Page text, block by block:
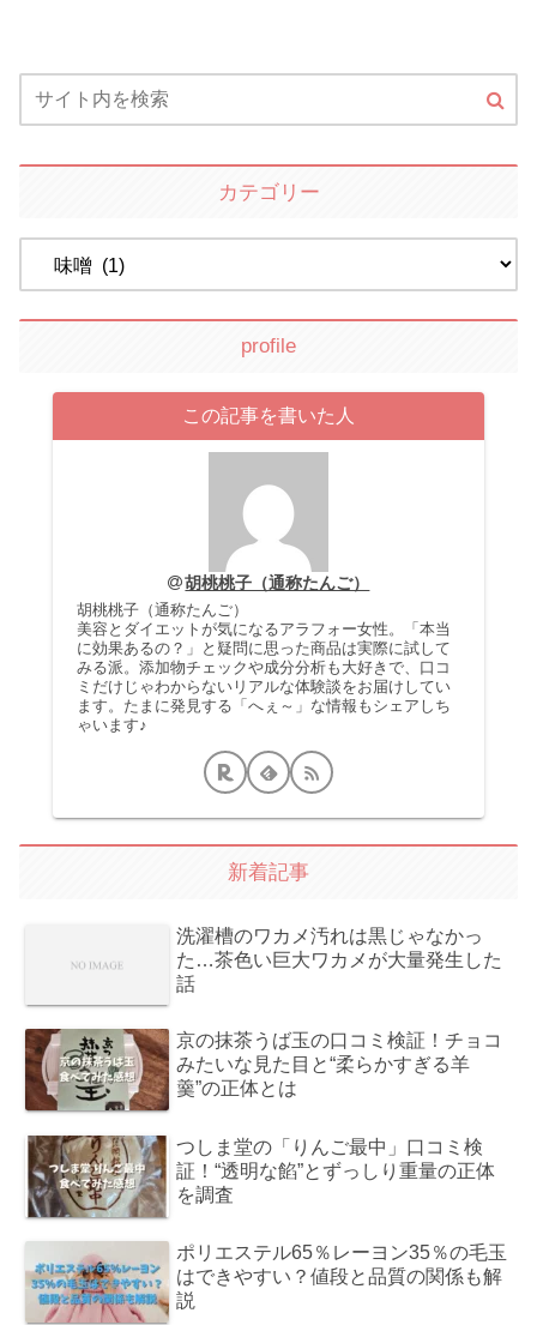
カテゴリー
profile
この記事を書いた人
胡桃桃子（通称たんご）
胡桃桃子（通称たんご）
美容とダイエットが気になるアラフォー女性。「本当
に効果あるの？」と疑問に思った商品は実際に試して
みる派。添加物チェックや成分分析も大好きで、口コ
ミだけじゃわからないリアルな体験談をお届けしてい
ます。たまに発見する「へぇ～」な情報もシェアしち
ゃいます♪
新着記事
洗濯槽のワカメ汚れは黒じゃなかっ
た…茶色い巨大ワカメが大量発生した
話
京の抹茶うば玉の口コミ検証！チョコ
みたいな見た目と“柔らかすぎる羊
羹”の正体とは
つしま堂の「りんご最中」口コミ検
証！“透明な餡”とずっしり重量の正体
を調査
ポリエステル65％レーヨン35％の毛玉
はできやすい？値段と品質の関係も解
説